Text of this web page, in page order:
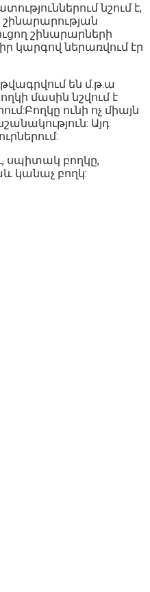
նշում է,
շինարարների
կարգով ներառվում էր
են մ.թ.ա
մասին նշվում է
ունի ոչ միայն
Այդ
սպիտակ բողկը,
կանաչ բողկ: